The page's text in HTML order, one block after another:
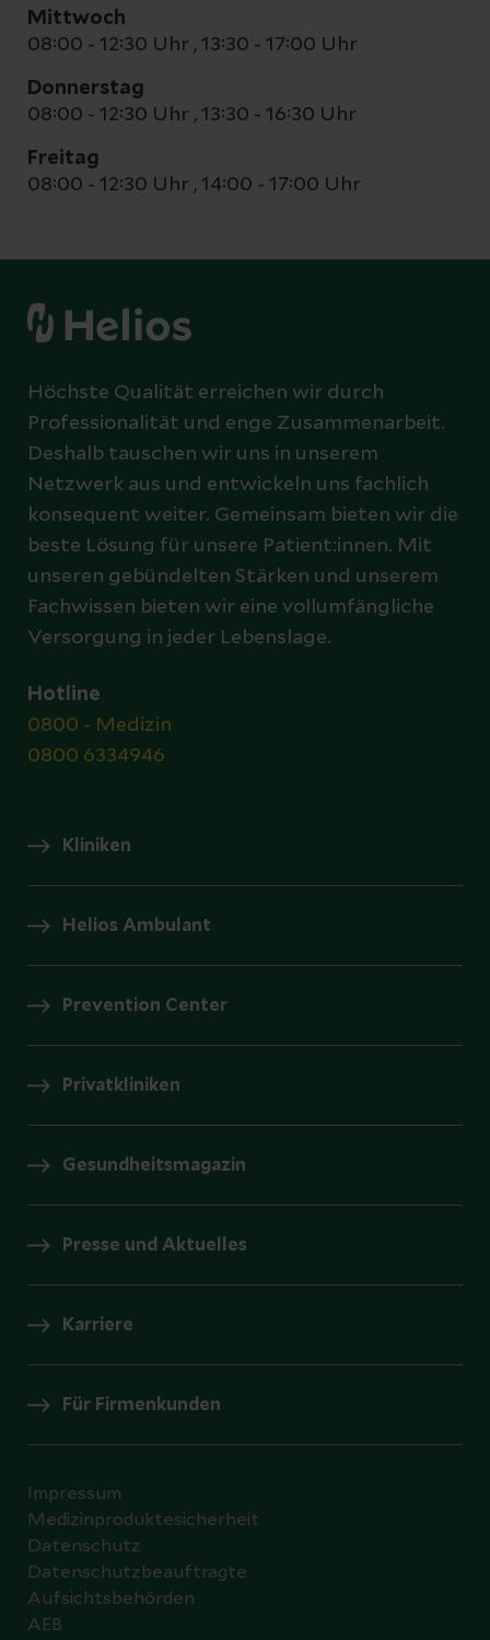
Mittwoch
08:00 - 12:30 Uhr , 13:30 - 17:00 Uhr
Donnerstag
08:00 - 12:30 Uhr , 13:30 - 16:30 Uhr
Freitag
08:00 - 12:30 Uhr , 14:00 - 17:00 Uhr
Höchste Qualität erreichen wir durch
Professionalität und enge Zusammenarbeit.
Deshalb tauschen wir uns in unserem
Netzwerk aus und entwickeln uns fachlich
konsequent weiter. Gemeinsam bieten wir die
beste Lösung für unsere Patient:innen. Mit
unseren gebündelten Stärken und unserem
Fachwissen bieten wir eine vollumfängliche
Versorgung in jeder Lebenslage.
Hotline
0800 - Medizin
0800 6334946
Kliniken
Helios Ambulant
Prevention Center
Privatkliniken
Gesundheitsmagazin
Presse und Aktuelles
Karriere
Für Firmenkunden
Impressum
Medizinproduktesicherheit
Datenschutz
Datenschutzbeauftragte
Aufsichtsbehörden
AEB